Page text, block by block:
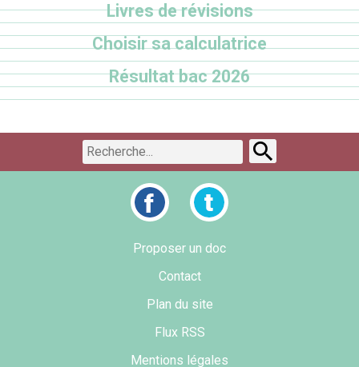
Livres de révisions
Choisir sa calculatrice
Résultat bac 2026
Proposer un doc
Contact
Plan du site
Flux RSS
Mentions légales